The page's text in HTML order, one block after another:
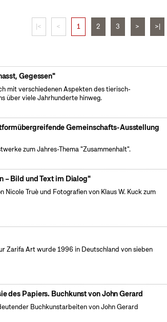
|< < 1 2 3 > >|
Gegessen"
mit verschiedenen Aspekten des tierisch-
über viele Jahrhunderte hinweg.
Gemeinschafts-Ausstellung
zum Jahres-Thema "Zusammenhalt".
– Bild und Text im Dialog"
Nicole Truè und Fotografien von Klaus W. Kuck zum
Zarifa Art wurde 1996 in Deutschland von sieben
des Papiers. Buchkunst von John Gerard
Buchkunstarbeiten von John Gerard